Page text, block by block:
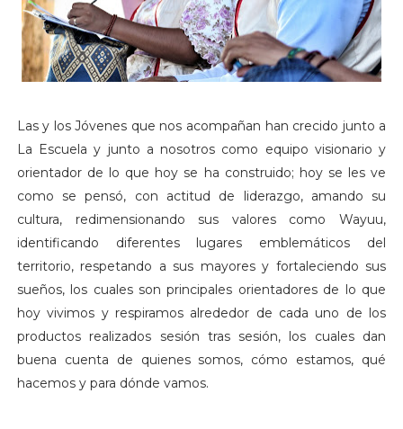
Las y los Jóvenes que nos acompañan han crecido junto a
La Escuela y junto a nosotros como equipo visionario y
orientador de lo que hoy se ha construido; hoy se les ve
como se pensó, con actitud de liderazgo, amando su
cultura, redimensionando sus valores como Wayuu,
identificando diferentes lugares emblemáticos del
territorio, respetando a sus mayores y fortaleciendo sus
sueños, los cuales son principales orientadores de lo que
hoy vivimos y respiramos alrededor de cada uno de los
productos realizados sesión tras sesión, los cuales dan
buena cuenta de quienes somos, cómo estamos, qué
hacemos y para dónde vamos.